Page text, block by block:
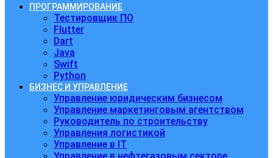
ПРОГРАММИРОВАНИЕ
Тестировщик ПО
Flutter
Dart
Java
Swift
Python
БИЗНЕС И УПРАВЛЕНИЕ
Управление юридическим бизнесом
Управление маркетинговым агентством
Руководитель по строительству
Управления логистикой
Управление в IT